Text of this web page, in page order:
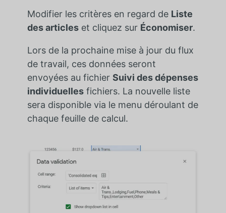
Modifier les critères en regard de Liste
des articleset cliquez sur Économiser.
Lors de la prochaine mise à jour du flux
de travail, ces données seront
envoyées au fichier Suivi des dépenses
individuellesfichiers. La nouvelle liste
sera disponible via le menu déroulant de
chaque feuille de calcul.